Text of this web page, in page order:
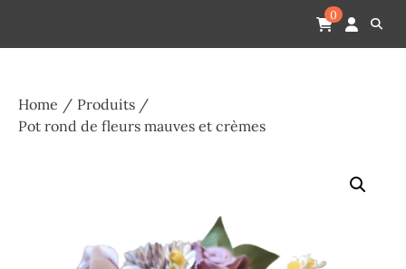
content
Espace Funéraire Michel Gardechaux
0
Home
Produits
Pot rond de fleurs mauves et crèmes